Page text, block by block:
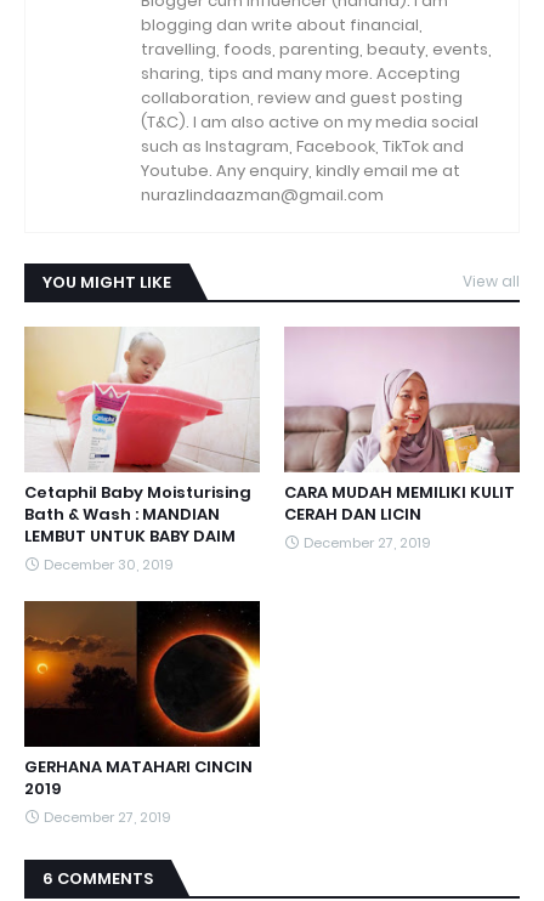
blogging dan write about financial,
travelling, foods, parenting, beauty, events,
sharing, tips and many more. Accepting
collaboration, review and guest posting
(T&C). I am also active on my media social
such as Instagram, Facebook, TikTok and
Youtube. Any enquiry, kindly email me at
nurazlindaazman@gmail.com
YOU MIGHT LIKE View all
Cetaphil Baby Moisturising
Bath & Wash : MANDIAN
LEMBUT UNTUK BABY DAIM
December 30, 2019
CARA MUDAH MEMILIKI KULIT
CERAH DAN LICIN
December 27, 2019
GERHANA MATAHARI CINCIN
2019
December 27, 2019
6 COMMENTS